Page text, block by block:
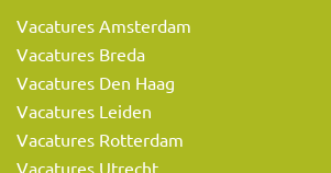
Vacatures Amsterdam
Vacatures Breda
Vacatures Den Haag
Vacatures Leiden
Vacatures Rotterdam